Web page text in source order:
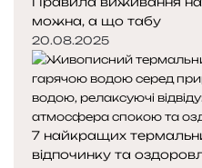
можна, а що табу
20.08.2025
7 найкращих
відпочинку та